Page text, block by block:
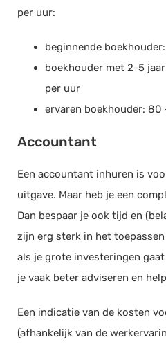
per uur:
beginnende
boekhouder met 2-5
per uur
ervaren boekhouder: 80
Accountant
Een accountant inhuren is
uitgave. Maar heb je een
Dan bespaar je ook tijd en
zijn erg sterk in het
als je grote investeringen
je vaak beter adviseren en
Een indicatie van de kosten
(afhankelijk van de